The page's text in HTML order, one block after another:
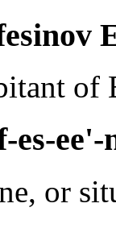
of
es-ee'-
or